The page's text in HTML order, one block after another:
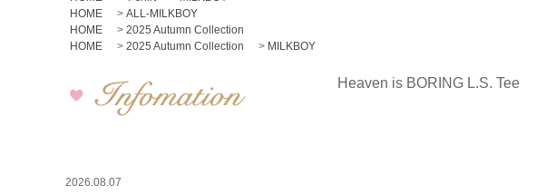
HOME
> ALL-MILKBOY
HOME
> 2025 Autumn Collection
HOME
> 2025 Autumn Collection > MILKBOY
2026.08.07
Heaven is BORING L.S. Tee